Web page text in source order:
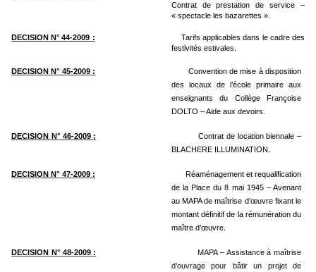
Contrat de prestation de service –
« spectacle les bazarettes ».
DECISION N° 44-2009 :
Tarifs applicables dans le cadre des
festivités estivales.
DECISION N° 45-2009 :
Convention de mise à disposition
des locaux de l’école primaire aux
enseignants du Collège Françoise
DOLTO – Aide aux devoirs.
DECISION N° 46-2009 :
Contrat de location biennale –
BLACHERE ILLUMINATION.
DECISION N° 47-2009 :
Réaménagement et requalification
de la Place du 8 mai 1945 – Avenant
au MAPA de maîtrise d’œuvre fixant le
montant définitif de la rémunération du
maître d’œuvre.
DECISION N° 48-2009 :
MAPA – Assistance à maîtrise
d’ouvrage pour bâtir un projet de